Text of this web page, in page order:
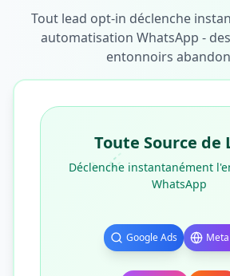
Tout lead opt-in déclenche
automatisation WhatsApp -
entonnoirs
Toute Source de
Déclenche instantanément
WhatsApp
Google Ads